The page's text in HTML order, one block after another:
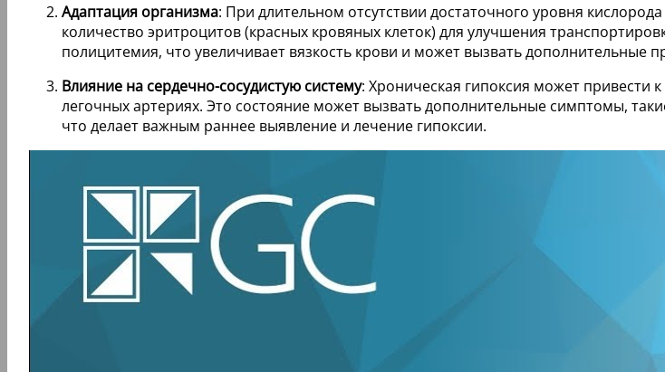
Адаптация организма: При длительном отсутствии достаточного уровня
количество эритроцитов (красных кровяных клеток) для улучшения
полицитемия, что увеличивает вязкость крови и может вызвать дополнительные
Влияние на сердечно-сосудистую систему: Хроническая гипоксия может привести
легочных артериях. Это состояние может вызвать дополнительные симптомы,
что делает важным раннее выявление и лечение гипоксии.